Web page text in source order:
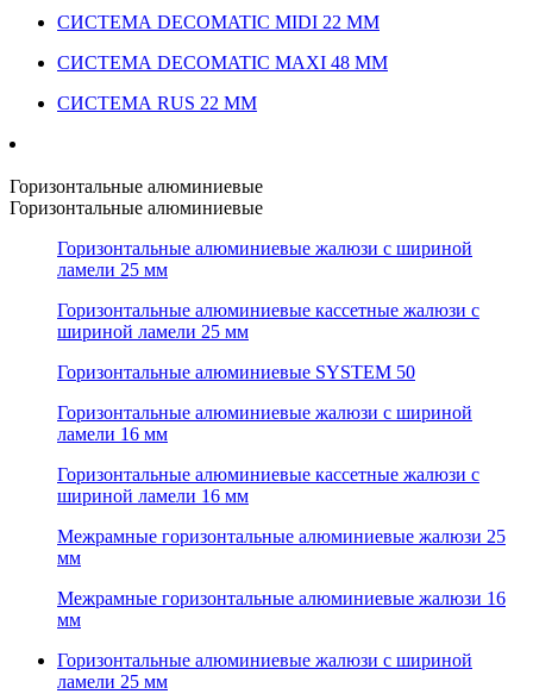
СИСТЕМА DECOMATIC MIDI 22 ММ
СИСТЕМА DECOMATIC MAXI 48 ММ
СИСТЕМА RUS 22 ММ
Горизонтальные алюминиевые
Горизонтальные алюминиевые
Горизонтальные алюминиевые жалюзи с шириной
ламели 25 мм
Горизонтальные алюминиевые кассетные жалюзи с
шириной ламели 25 мм
Горизонтальные алюминиевые SYSTEM 50
Горизонтальные алюминиевые жалюзи с шириной
ламели 16 мм
Горизонтальные алюминиевые кассетные жалюзи с
шириной ламели 16 мм
Межрамные горизонтальные алюминиевые жалюзи 25
мм
Межрамные горизонтальные алюминиевые жалюзи 16
мм
Горизонтальные алюминиевые жалюзи с шириной
ламели 25 мм